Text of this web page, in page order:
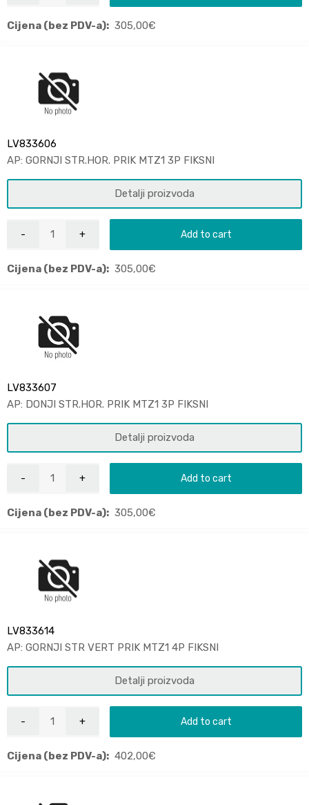
Cijena (bez PDV-a): 305,00€
LV833606
AP: GORNJI STR.HOR. PRIK MTZ1 3P FIKSNI
Detalji proizvoda
Add to cart
Cijena (bez PDV-a): 305,00€
LV833607
AP: DONJI STR.HOR. PRIK MTZ1 3P FIKSNI
Detalji proizvoda
Add to cart
Cijena (bez PDV-a): 305,00€
LV833614
AP: GORNJI STR VERT PRIK MTZ1 4P FIKSNI
Detalji proizvoda
Add to cart
Cijena (bez PDV-a): 402,00€